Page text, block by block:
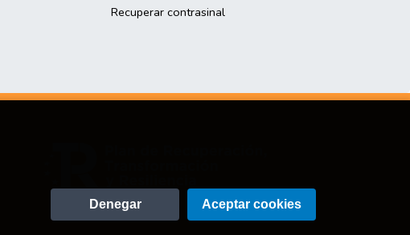
Recuperar contrasinal
Denegar Aceptar cookies